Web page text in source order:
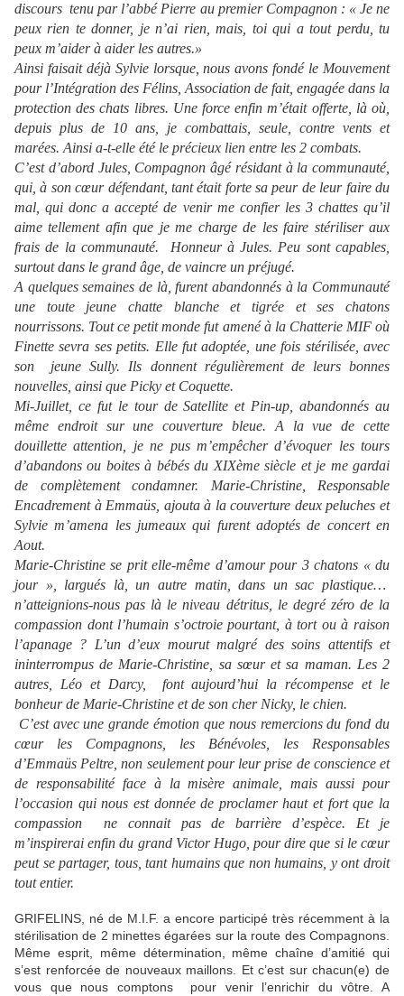
discours tenu par l’abbé Pierre au premier Compagnon : « Je ne
peux rien te donner, je n’ai rien, mais, toi qui a tout perdu, tu
peux m’aider à aider les autres.»
Ainsi faisait déjà Sylvie lorsque, nous avons fondé le Mouvement
pour l’Intégration des Félins, Association de fait, engagée dans la
protection des chats libres. Une force enfin m’était offerte, là où,
depuis plus de 10 ans, je combattais, seule, contre vents et
marées. Ainsi a-t-elle été le précieux lien entre les 2 combats.
C’est d’abord Jules, Compagnon âgé résidant à la communauté,
qui, à son cœur défendant, tant était forte sa peur de leur faire du
mal, qui donc a accepté de venir me confier les 3 chattes qu’il
aime tellement afin que je me charge de les faire stériliser aux
frais de la communauté. Honneur à Jules. Peu sont capables,
surtout dans le grand âge, de vaincre un préjugé.
A quelques semaines de là, furent abandonnés à la Communauté
une toute jeune chatte blanche et tigrée et ses chatons
nourrissons. Tout ce petit monde fut amené à la Chatterie MIF où
Finette sevra ses petits. Elle fut adoptée, une fois stérilisée, avec
son jeune Sully. Ils donnent régulièrement de leurs bonnes
nouvelles, ainsi que Picky et Coquette.
Mi-Juillet, ce fut le tour de Satellite et Pin-up, abandonnés au
même endroit sur une couverture bleue. A la vue de cette
douillette attention, je ne pus m’empêcher d’évoquer les tours
d’abandons ou boites à bébés du XIXème siècle et je me gardai
de complètement condamner. Marie-Christine, Responsable
Encadrement à Emmaüs, ajouta à la couverture deux peluches et
Sylvie m’amena les jumeaux qui furent adoptés de concert en
Aout.
Marie-Christine se prit elle-même d’amour pour 3 chatons « du
jour », largués là, un autre matin, dans un sac plastique…
n’atteignions-nous pas là le niveau détritus, le degré zéro de la
compassion dont l’humain s’octroie pourtant, à tort ou à raison
l’apanage ? L’un d’eux mourut malgré des soins attentifs et
ininterrompus de Marie-Christine, sa sœur et sa maman. Les 2
autres, Léo et Darcy, font aujourd’hui la récompense et le
bonheur de Marie-Christine et de son cher Nicky, le chien.
C’est avec une grande émotion que nous remercions du fond du
cœur les Compagnons, les Bénévoles, les Responsables
d’Emmaüs Peltre, non seulement pour leur prise de conscience et
de responsabilité face à la misère animale, mais aussi pour
l’occasion qui nous est donnée de proclamer haut et fort que la
compassion ne connait pas de barrière d’espèce. Et je
m’inspirerai enfin du grand Victor Hugo, pour dire que si le cœur
peut se partager, tous, tant humains que non humains, y ont droit
tout entier.
GRIFELINS, né de M.I.F. a encore participé très récemment à la
stérilisation de 2 minettes égarées sur la route des Compagnons.
Même esprit, même détermination, même chaîne d’amitié qui
s’est renforcée de nouveaux maillons. Et c’est sur chacun(e) de
vous que nous comptons pour venir l’enrichir du vôtre. A